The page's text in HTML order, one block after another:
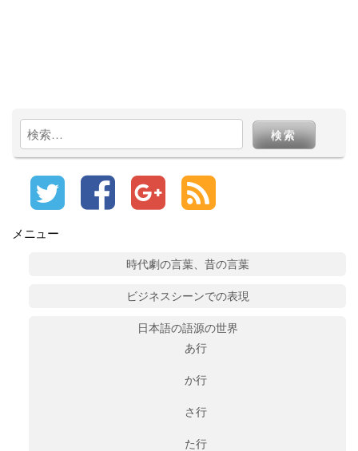
検
索:
メニュー
時代劇の言葉、昔の言葉
ビジネスシーンでの表現
日本語の語源の世界
あ行
か行
さ行
た行